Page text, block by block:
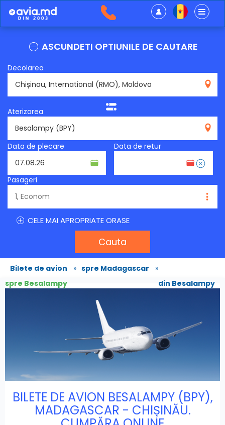
ASCUNDETI OPTIUNILE DE CAUTARE
Decolarea
Aterizarea
Data de plecare
Data de retur
Pasageri
CELE MAI APROPRIATE ORASE
Cauta
Bilete de avion » spre Madagascar »
spre Besalampy
din Besalampy
BILETE DE AVION BESALAMPY (BPY),
MADAGASCAR - CHIȘINĂU.